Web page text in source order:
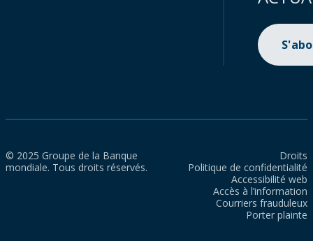
© 2025 Groupe de la Banque
mondiale. Tous droits réservés.
Droits
Politique de confidentialité
Accessibilité web
Accès à l’information
Courriers frauduleux
Porter plainte